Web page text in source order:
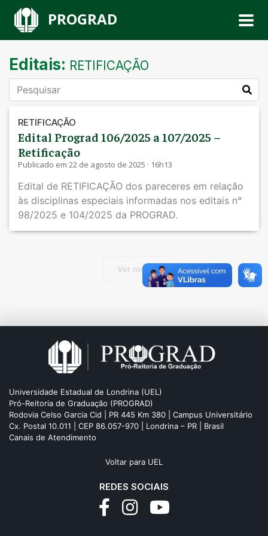
PROGRAD
Editais: RETIFICAÇÃO
RETIFICAÇÃO
Edital Prograd 106/2025 a 107/2025 –
Retificação
Publicado em 22 de agosto de 2025 · 16h13
Edital de RETIFICAÇÃO dos pareceres em relação
às disciplinas especiais informadas nos editais n°
98/2025 e 104/2025 da PROGRAD.
Ver mais
Universidade Estadual de Londrina (UEL)
Pró-Reitoria de Graduação (PROGRAD)
Rodovia Celso Garcia Cid | PR 445 Km 380 | Campus Universitário
Cx. Postal 10.011 | CEP 86.057-970 | Londrina – PR | Brasil
Canais de Atendimento
Voltar para UEL
REDES SOCIAIS